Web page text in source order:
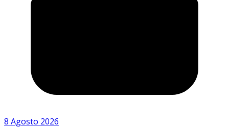
8 Agosto 2026